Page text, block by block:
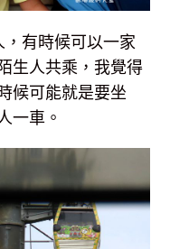
有時候可以一家
生人共乘，我覺得
候可能就是要坐
一車。